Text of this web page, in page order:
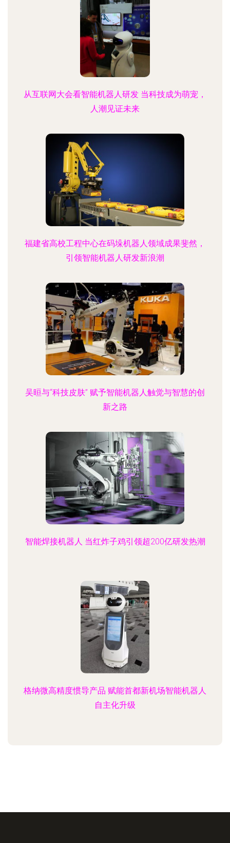
从互联网大会看智能机器人研发 当科技成为萌宠，
人潮见证未来
福建省高校工程中心在码垛机器人领域成果斐然，
引领智能机器人研发新浪潮
吴晅与“科技皮肤” 赋予智能机器人触觉与智慧的创
新之路
智能焊接机器人 当红炸子鸡引领超200亿研发热潮
格纳微高精度惯导产品 赋能首都新机场智能机器人
自主化升级